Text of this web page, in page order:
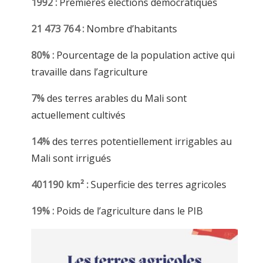
21 473 764 : Nombre d’habitants
80% : Pourcentage de la population active qui
travaille dans l’agriculture
7%des terres arables du Mali sont
actuellement cultivés
14%des terres potentiellement irrigables au
Mali sont irrigués
401190 km² :Superficie des terres agricoles
19% : Poids de l’agriculture dans le PIB